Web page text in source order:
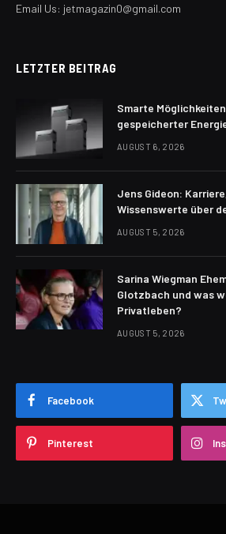
Email Us: jetmagazin0@gmail.com
LETZTER BEITRAG
Smarte
gespeicherter
AUGUST 6, 2026
Jens Gideon:
Wissenswerte über
AUGUST 5, 2026
Sarina Wiegman
Glotzbach und was
Privatleben?
AUGUST 5, 2026
Facebook
Pinterest